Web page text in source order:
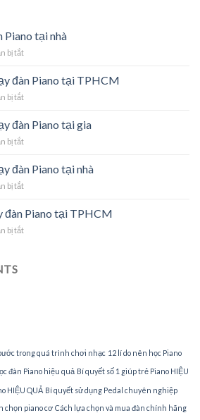
Piano tại nhà
bị tắtở
đàn
tại
đàn Piano tại TPHCM
bị tắtở
gia
dạy
Piano
đàn Piano tại gia
bị tắtở
gia
dạy
Piano
đàn Piano tại nhà
bị tắtở
gia
dạy
đàn Piano tại TPHCM
bị tắtở
trong quá trình chơi nhạc 12 lí do nên học Piano
đàn Piano hiệu quả Bí quyết số 1 giúp trẻ Piano HIỆU
HIỆU QUẢ Bí quyết sử dụng Pedal chuyên nghiệp
chọn piano cơ Cách lựa chọn và mua đàn chính hãng